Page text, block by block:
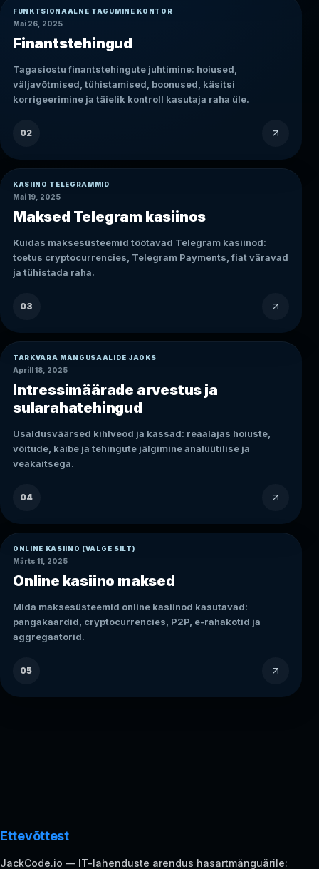
FUNKTSIONAALNE TAGUMINE KONTOR
Mai 26, 2025
Finantstehingud
Tagasiostu finantstehingute juhtimine: hoiused,
väljavõtmised, tühistamised, boonused, käsitsi
korrigeerimine ja täielik kontroll kasutaja raha üle.
02
KASIINO TELEGRAMMID
Mai 19, 2025
Maksed Telegram kasiinos
Kuidas maksesüsteemid töötavad Telegram kasiinod:
toetus cryptocurrencies, Telegram Payments, fiat väravad
ja tühistada raha.
03
TARKVARA MÄNGUSAALIDE JAOKS
Aprill 18, 2025
Intressimäärade arvestus ja
sularahatehingud
Usaldusväärsed kihlveod ja kassad: reaalajas hoiuste,
võitude, käibe ja tehingute jälgimine analüütilise ja
veakaitsega.
04
ONLINE KASIINO (VALGE SILT)
Märts 11, 2025
Online kasiino maksed
Mida maksesüsteemid online kasiinod kasutavad:
pangakaardid, cryptocurrencies, P2P, e-rahakotid ja
aggregaatorid.
05
Ettevõttest
JackCode.io — IT-lahenduste arendus hasartmänguärile: